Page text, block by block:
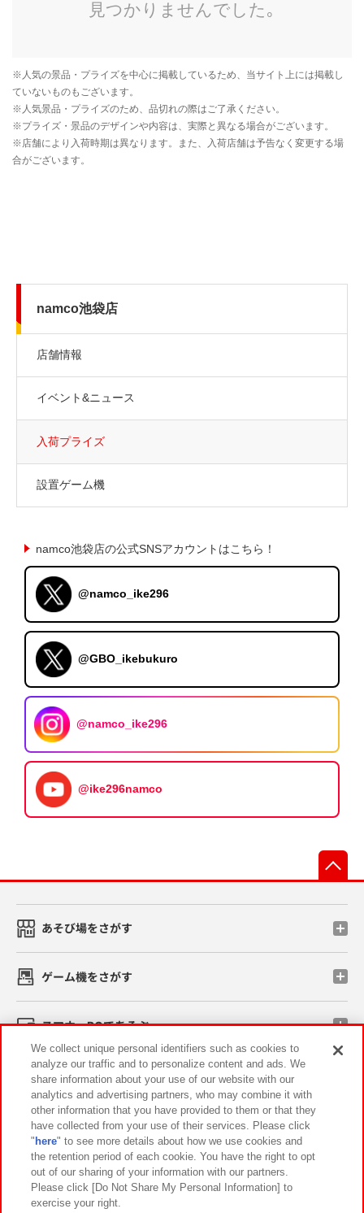
namco池袋店
店舗情報
イベント&ニュース
入荷プライズ
設置ゲーム機
namco池袋店の公式SNSアカウントはこちら！
@namco_ike296
@GBO_ikebukuro
@namco_ike296
@ike296namco
あそび場をさがす
ゲーム機をさがす
スマホ・PCであそぶ
イベント・キャンペーン
関連会社 サステナビリティ サイトポリシー
プライバシーポリシー ウェブアクセシビリティ方針と検証結果
お取引先さまとともに
We collect unique personal identifiers such as cookies to
analyze our traffic and to personalize content and ads. We
share information about your use of our website with our
analytics and advertising partners, who may combine it with
other information that you have provided to them or that they
have collected from your use of their services. Please click
" here" to see more details about how we use cookies and
the retention period of each cookie. You have the right to opt
out of our sharing of your information with our partners.
Please click [Do Not Share My Personal Information] to
exercise your right.